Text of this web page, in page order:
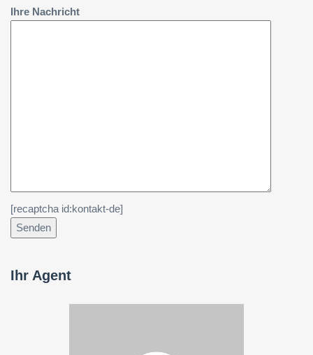
Ihre Nachricht
[recaptcha id:kontakt-de]
Ihr Agent